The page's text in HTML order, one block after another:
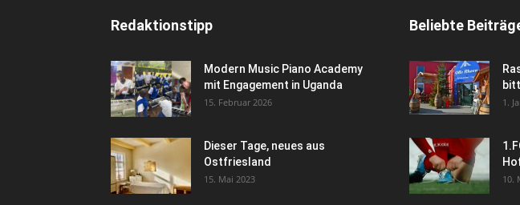
Redaktionstipp
Modern Music Piano Academy
mit Engagement in Uganda
15. Februar 2026
Dieser Tage, neues aus
Ostfriesland
15. Mai 2023
Beliebte
1.
10.